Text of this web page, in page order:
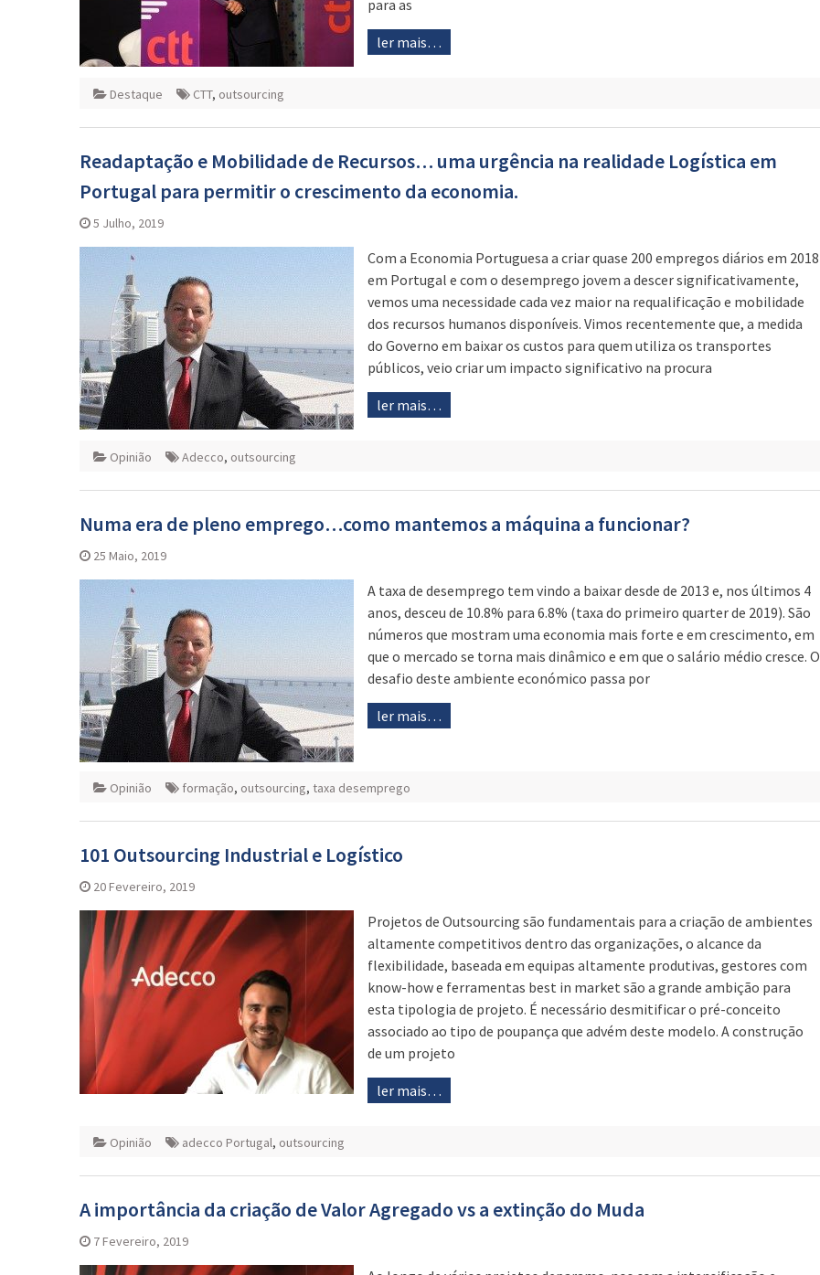
para as
ler mais…
Destaque CTT, outsourcing
Readaptação e Mobilidade de Recursos… uma urgência na realidade Logística em
Portugal para permitir o crescimento da economia.
5 Julho, 2019
Com a Economia Portuguesa a criar quase 200 empregos diários em 2018
em Portugal e com o desemprego jovem a descer significativamente,
vemos uma necessidade cada vez maior na requalificação e mobilidade
dos recursos humanos disponíveis. Vimos recentemente que, a medida
do Governo em baixar os custos para quem utiliza os transportes
públicos, veio criar um impacto significativo na procura
ler mais…
Opinião Adecco, outsourcing
Numa era de pleno emprego…como mantemos a máquina a funcionar?
25 Maio, 2019
A taxa de desemprego tem vindo a baixar desde de 2013 e, nos últimos 4
anos, desceu de 10.8% para 6.8% (taxa do primeiro quarter de 2019). São
números que mostram uma economia mais forte e em crescimento, em
que o mercado se torna mais dinâmico e em que o salário médio cresce. O
desafio deste ambiente económico passa por
ler mais…
Opinião formação, outsourcing, taxa desemprego
101 Outsourcing Industrial e Logístico
20 Fevereiro, 2019
Projetos de Outsourcing são fundamentais para a criação de ambientes
altamente competitivos dentro das organizações, o alcance da
flexibilidade, baseada em equipas altamente produtivas, gestores com
know-how e ferramentas best in market são a grande ambição para
esta tipologia de projeto. É necessário desmitificar o pré-conceito
associado ao tipo de poupança que advém deste modelo. A construção
de um projeto
ler mais…
Opinião adecco Portugal, outsourcing
A importância da criação de Valor Agregado vs a extinção do Muda
7 Fevereiro, 2019